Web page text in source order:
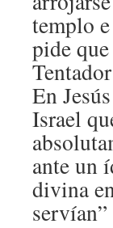
templo
pide
En
Israel
ante un
divina